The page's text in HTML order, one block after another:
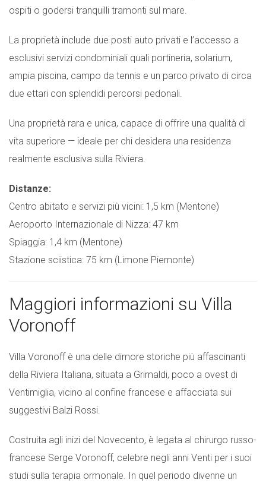
ospiti o godersi tranquilli tramonti sul mare.
La proprietà include due posti auto privati e l’accesso a
esclusivi servizi condominiali quali portineria, solarium,
ampia piscina, campo da tennis e un parco privato di circa
due ettari con splendidi percorsi pedonali.
Una proprietà rara e unica, capace di offrire una qualità di
vita superiore — ideale per chi desidera una residenza
realmente esclusiva sulla Riviera.
Distanze:
Centro abitato e servizi più vicini: 1,5 km (Mentone)
Aeroporto Internazionale di Nizza: 47 km
Spiaggia: 1,4 km (Mentone)
Stazione sciistica: 75 km (Limone Piemonte)
Maggiori informazioni su Villa
Voronoff
Villa Voronoff è una delle dimore storiche più affascinanti
della Riviera Italiana, situata a Grimaldi, poco a ovest di
Ventimiglia, vicino al confine francese e affacciata sui
suggestivi Balzi Rossi.
Costruita agli inizi del Novecento, è legata al chirurgo russo-
francese Serge Voronoff, celebre negli anni Venti per i suoi
studi sulla terapia ormonale. In quel periodo divenne un